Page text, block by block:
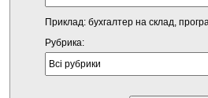
Приклад: бухгалтер на склад,
Рубрика: